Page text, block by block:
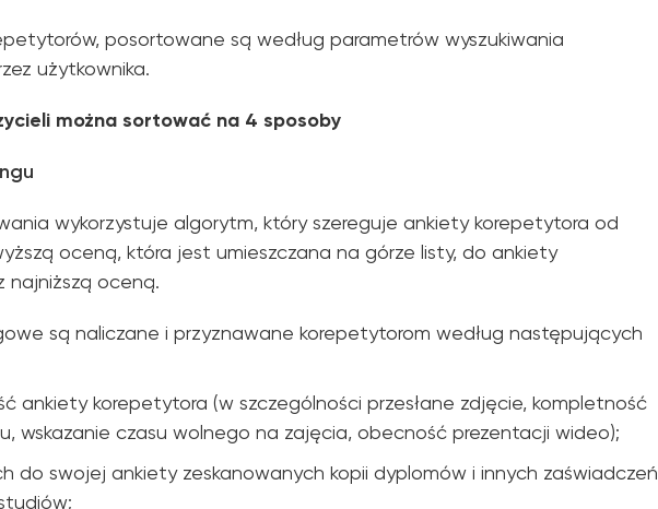
posortowane są według parametrów wyszukiwania
użytkownika.
można sortować na 4 sposoby
wykorzystuje algorytm, który szereguje ankiety korepetytora od
oceną, która jest umieszczana na górze listy, do ankiety
najniższą oceną.
są naliczane i przyznawane korepetytorom według następujących
ankiety korepetytora (w szczególności przesłane zdjęcie, kompletność
wskazanie czasu wolnego na zajęcia, obecność prezentacji wideo);
do swojej ankiety zeskanowanych kopii dyplomów i innych zaświadczeń